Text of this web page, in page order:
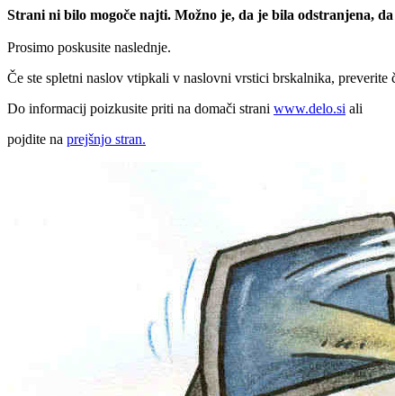
Strani ni bilo mogoče najti. Možno je, da je bila odstranjena,
Prosimo poskusite naslednje.
Če ste spletni naslov vtipkali v naslovni vrstici brskalnika, preverite
Do informacij poizkusite priti na domači strani www.delo.si ali
pojdite na prejšnjo stran.